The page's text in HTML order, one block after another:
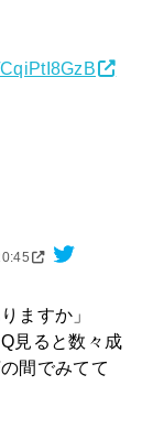
ますか」
見ると数々成
間でみてて